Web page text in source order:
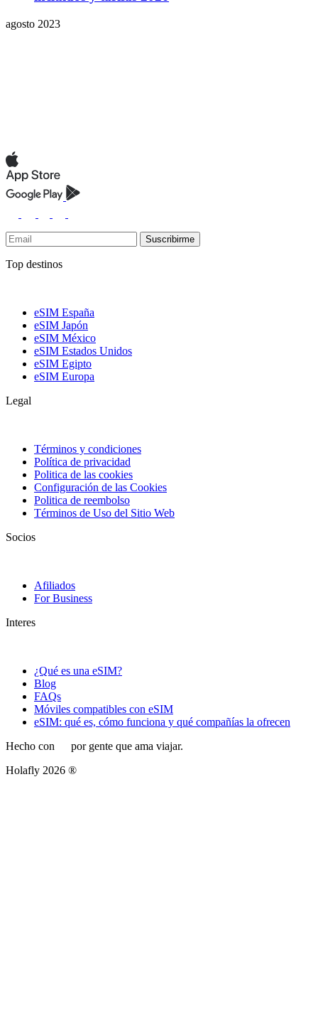
agosto 2023
Suscribirme
Top destinos
eSIM España
eSIM Japón
eSIM México
eSIM Estados Unidos
eSIM Egipto
eSIM Europa
Legal
Términos y condiciones
Política de privacidad
Politica de las cookies
Configuración de las Cookies
Politica de reembolso
Términos de Uso del Sitio Web
Socios
Afiliados
For Business
Interes
¿Qué es una eSIM?
Blog
FAQs
Móviles compatibles con eSIM
eSIM: qué es, cómo funciona y qué compañías la ofrecen
Hecho con
por gente que ama viajar.
Holafly 2026 ®